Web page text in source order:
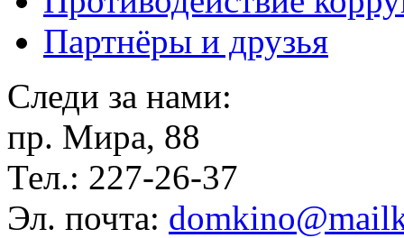
Партнёры и друзья
Следи за нами:
пр. Мира, 88
Тел.: 227-26-37
Эл. почта: